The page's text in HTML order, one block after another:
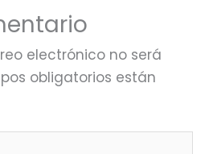
electrónico no será
obligatorios están